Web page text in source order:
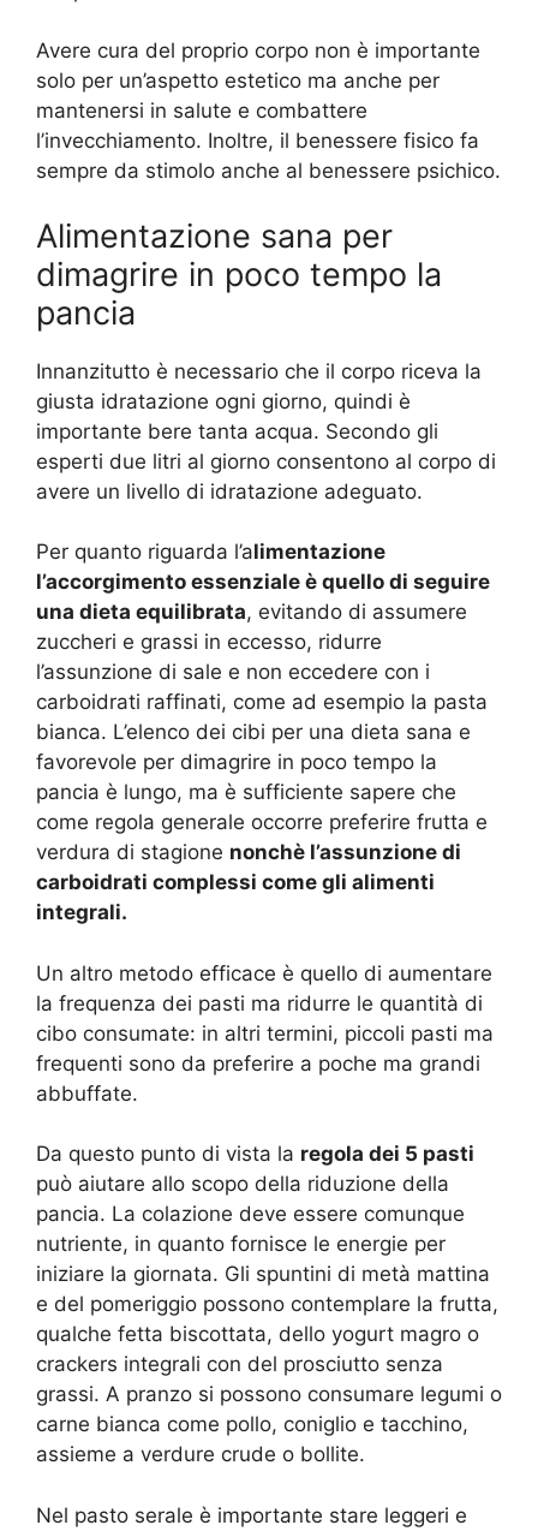
Avere cura del proprio corpo non è importante
solo per un’aspetto estetico ma anche per
mantenersi in salute e combattere
l’invecchiamento. Inoltre, il benessere fisico fa
sempre da stimolo anche al benessere psichico.
Alimentazione sana per
dimagrire in poco tempo la
pancia
Innanzitutto è necessario che il corpo riceva la
giusta idratazione ogni giorno, quindi è
importante bere tanta acqua. Secondo gli
esperti due litri al giorno consentono al corpo di
avere un livello di idratazione adeguato.
Per quanto riguarda l’alimentazione
l’accorgimento essenziale è quello di seguire
una dieta equilibrata, evitando di assumere
zuccheri e grassi in eccesso, ridurre
l’assunzione di sale e non eccedere con i
carboidrati raffinati, come ad esempio la pasta
bianca. L’elenco dei cibi per una dieta sana e
favorevole per dimagrire in poco tempo la
pancia è lungo, ma è sufficiente sapere che
come regola generale occorre preferire frutta e
verdura di stagione nonchè l’assunzione di
carboidrati complessi come gli alimenti
integrali.
Un altro metodo efficace è quello di aumentare
la frequenza dei pasti ma ridurre le quantità di
cibo consumate: in altri termini, piccoli pasti ma
frequenti sono da preferire a poche ma grandi
abbuffate.
Da questo punto di vista la regola dei 5 pasti
può aiutare allo scopo della riduzione della
pancia. La colazione deve essere comunque
nutriente, in quanto fornisce le energie per
iniziare la giornata. Gli spuntini di metà mattina
e del pomeriggio possono contemplare la frutta,
qualche fetta biscottata, dello yogurt magro o
crackers integrali con del prosciutto senza
grassi. A pranzo si possono consumare legumi o
carne bianca come pollo, coniglio e tacchino,
assieme a verdure crude o bollite.
Nel pasto serale è importante stare leggeri e